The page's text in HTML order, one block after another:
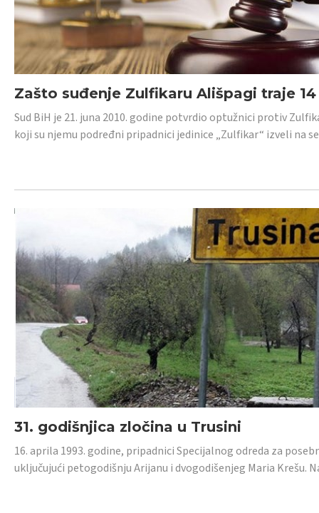
Zašto suđenje Zulfikaru Ališpagi traje
Sud BiH je 21. juna 2010. godine potvrdio optužnici protiv
koji su njemu podređni pripadnici jedinice „Zulfikar“ izveli na
31. godišnjica zločina u Trusini
16. aprila 1993. godine, pripadnici Specijalnog odreda za
uključujući petogodišnju Arijanu i dvogodišenjeg Maria Krešu.